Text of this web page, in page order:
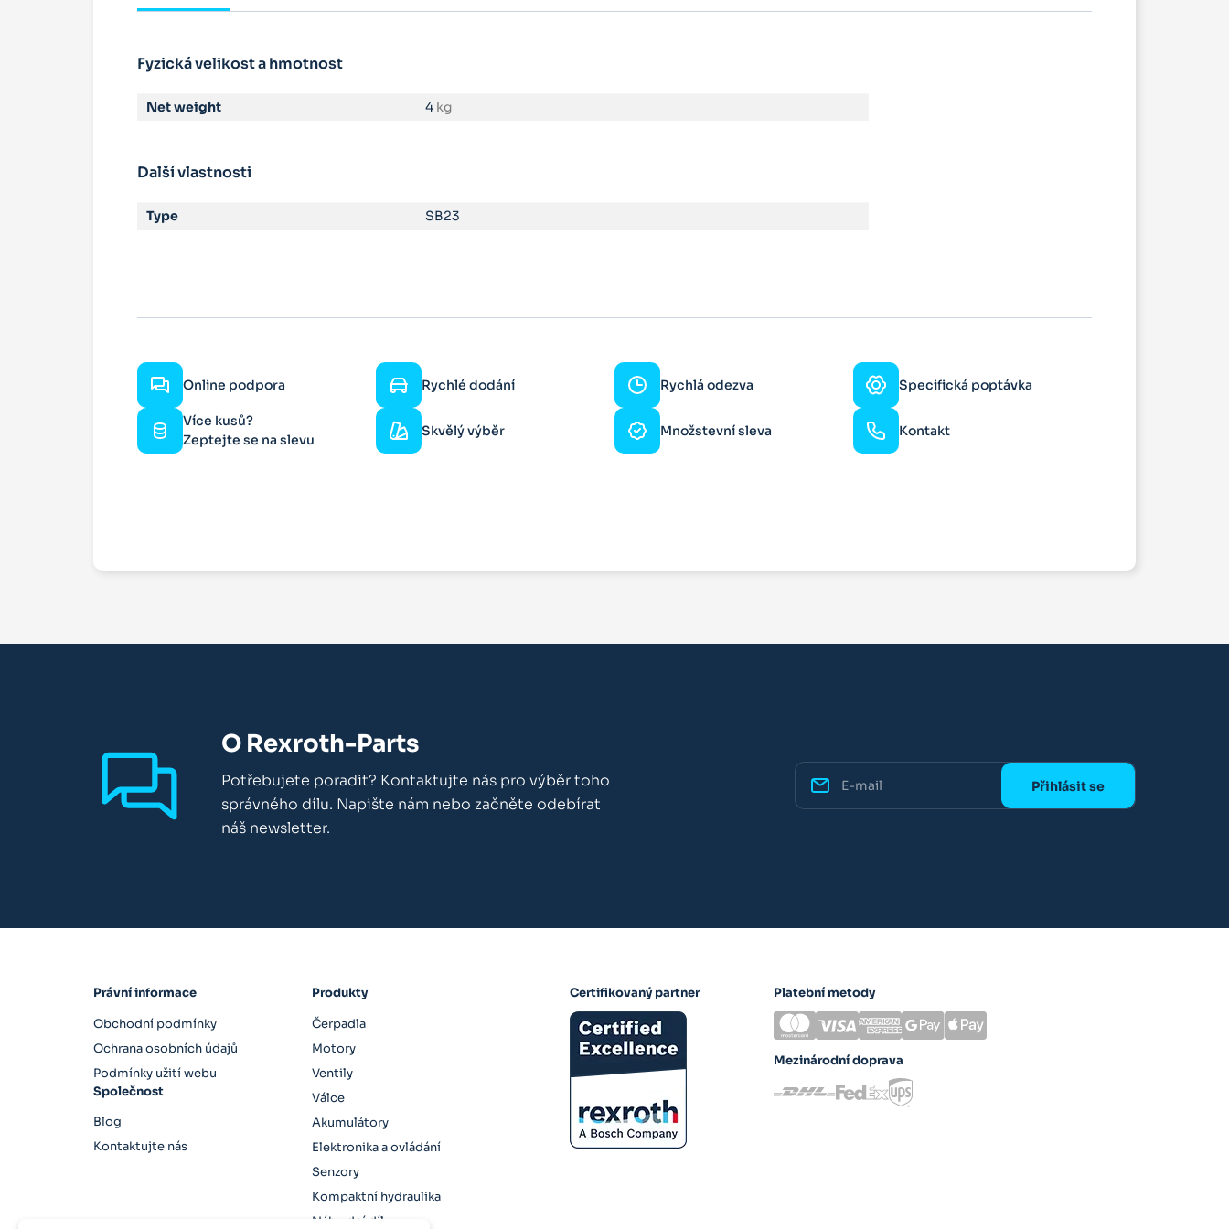
Fyzická velikost a hmotnost
Net weight 4 kg
Další vlastnosti
Type SB23
Online podpora Rychlé dodání Rychlá odezva Specifická poptávka
Více kusů?
Zeptejte se na slevu
Skvělý výběr Množstevní sleva Kontakt
O Rexroth-Parts
Potřebujete poradit? Kontaktujte nás pro výběr toho
správného dílu. Napište nám nebo začněte odebírat
náš newsletter.
Právní informace
Obchodní podmínky
Ochrana osobních údajů
Podmínky užití webu
Společnost
Blog
Kontaktujte nás
Produkty
Čerpadla
Motory
Ventily
Válce
Akumulátory
Elektronika a ovládání
Senzory
Kompaktní hydraulika
Náhradní díly
Certifikovaný partner Platební metody
Mezinárodní doprava